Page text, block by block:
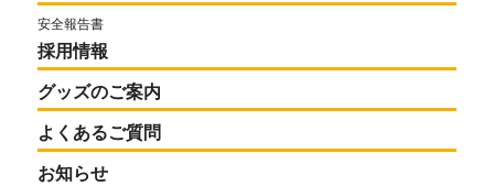
安全報告書
採用情報
グッズのご案内
よくあるご質問
お知らせ